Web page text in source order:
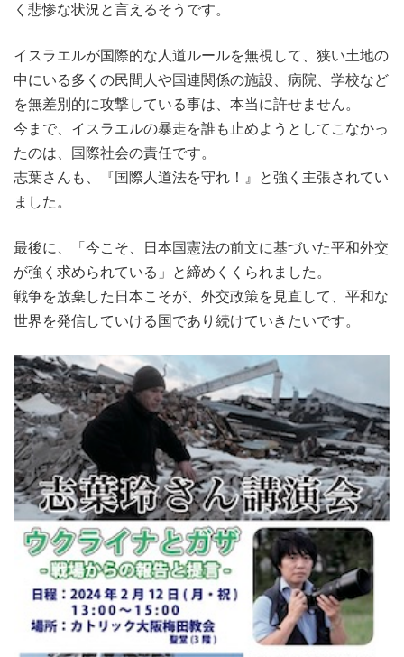
く悲惨な状況と言えるそうです。
イスラエルが国際的な人道ルールを無視して、狭い土地の
中にいる多くの民間人や国連関係の施設、病院、学校など
を無差別的に攻撃している事は、本当に許せません。
今まで、イスラエルの暴走を誰も止めようとしてこなかっ
たのは、国際社会の責任です。
志葉さんも、『国際人道法を守れ！』と強く主張されてい
ました。
最後に、「今こそ、日本国憲法の前文に基づいた平和外交
が強く求められている」と締めくくられました。
戦争を放棄した日本こそが、外交政策を見直して、平和な
世界を発信していける国であり続けていきたいです。